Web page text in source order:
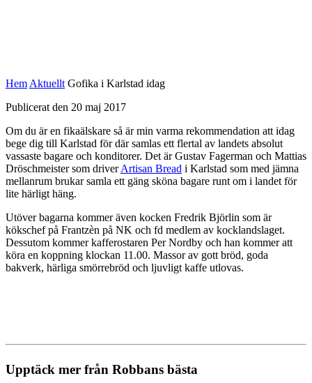
Hem Aktuellt Gofika i Karlstad idag
Publicerat den 20 maj 2017
Om du är en fikaälskare så är min varma rekommendation att idag
bege dig till Karlstad för där samlas ett flertal av landets absolut
vassaste bagare och konditorer. Det är Gustav Fagerman och Mattias
Dröschmeister som driverArtisan Bread i Karlstad som med jämna
mellanrum brukar samla ett gäng sköna bagare runt om i landet för
lite härligt häng.
Utöver bagarna kommer även kocken Fredrik Björlin som är
kökschef på Frantzèn på NK och fd medlem av kocklandslaget.
Dessutom kommer kafferostaren Per Nordby och han kommer att
köra en koppning klockan 11.00. Massor av gott bröd, goda
bakverk, härliga smörrebröd och ljuvligt kaffe utlovas.
Upptäck mer från Robbans bästa